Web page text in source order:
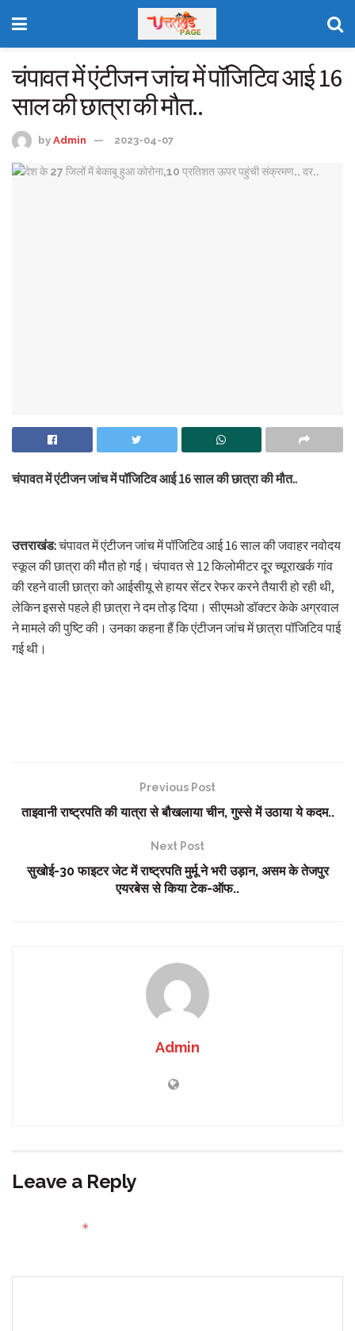
चंपावत में एंटीजन जांच में पॉजिटिव आई 16
साल की छात्रा की मौत..
by Admin 2023-04-07
चंपावत में एंटीजन जांच में पॉजिटिव आई 16 साल की छात्रा की मौत..
उत्तराखंड:चंपावत में एंटीजन जांच में पॉजिटिव आई 16 साल की जवाहर नवोदय
स्कूल की छात्रा की मौत हो गई। चंपावत से 12 किलोमीटर दूर च्यूराखर्क गांव
की रहने वाली छात्रा को आईसीयू से हायर सेंटर रेफर करने तैयारी हो रही थी,
लेकिन इससे पहले ही छात्रा ने दम तोड़ दिया। सीएमओ डॉक्टर केके अग्रवाल
ने मामले की पुष्टि की। उनका कहना हैं कि एंटीजन जांच में छात्रा पॉजिटिव पाई
गई थी।
Previous Post
ताइवानी राष्ट्रपति की यात्रा से बौखलाया चीन, गुस्से में उठाया ये कदम..
Next Post
सुखोई-30 फाइटर जेट में राष्ट्रपति मुर्मू ने भरी उड़ान, असम के तेजपुर
एयरबेस से किया टेक-ऑफ..
Admin
Leave a Reply
*